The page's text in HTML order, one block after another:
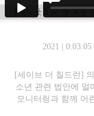
2021 |
[세이브 더 칠드런]
소년 관련 법안에 얼
모니터링과 함께 어